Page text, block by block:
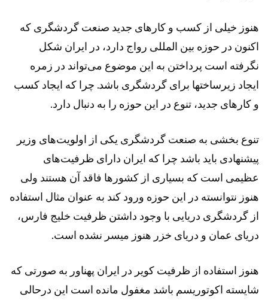
هنوز خیلی از کسب و کارهای جدید صنعت گردشگری که
اکنون در حوزه بین المللی رواج دارد، در ایران شکل
نگرفته است پرداختن به این موضوع می‌تواند در زمره
ایجاد زیرساختها برای گردشگری باشد. چرا که ایجاد کسب
و کارهای جدید، تنوع در این حوزه را به دنبال دارد.
تنوع بخشی به صنعت گردشگری یکی از اولویت‌های وزیر
پیشنهادی باید باشد چرا که ایران دارای ظرفیت‌های
عظیمی است که بسیاری از کشورها فاقد آن هستند ولی
هنوز نتوانسته در این حوزه ورود کند به عنوان مثال استفاده
از گردشگری دریایی با وجود داشتن ظرفیت خلیج فارس،
دریای عمان و دریای خزر هنوز میسر نشده است.
هنوز استفاده از ظرفیت کویر در ایران پهناور به صورتی که
شایسته اکوتوریسم باشد مغفول مانده است این درحالی